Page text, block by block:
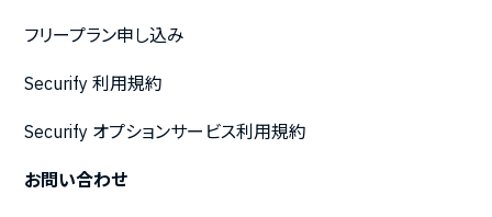
フリープラン申し込み
Securify 利用規約
Securify オプションサービス利用規約
お問い合わせ